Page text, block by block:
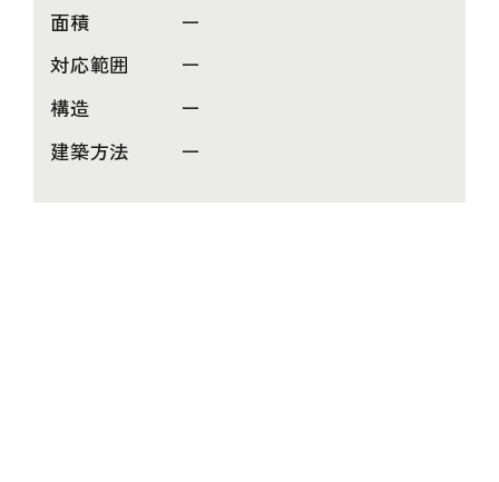
面積
ー
対応範囲
ー
構造
ー
建築方法
ー